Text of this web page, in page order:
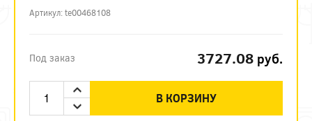
Артикул: te00468108
Под заказ 3727.08 руб.
В КОРЗИНУ